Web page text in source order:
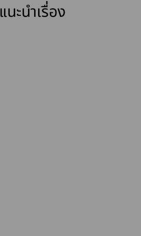
แนะนำเรื่อง